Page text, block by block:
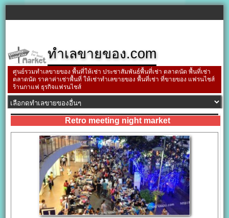
ทำเลขายของ.com
ศูนย์รวมทำเลขายของ พื้นที่ให้เช่า ประชาสัมพันธ์พื้นที่เช่า ตลาดนัด พื้นที่เช่า
ตลาดนัด ราคาค่าเช่าพื้นที่ ให้เช่าทำเลขายของ พื้นที่เช่า ที่ขายของ แฟรนไชส์
ร้านกาแฟ ธุรกิจแฟรนไชส์
Retro meeting night market